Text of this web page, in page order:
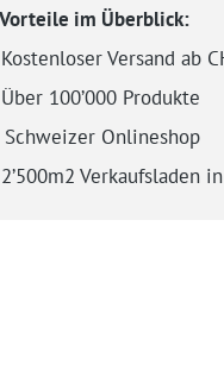
im Überblick:
Kostenloser Versand ab
Über 100’000 Produkte
Schweizer Onlineshop
2’500m2 Verkaufsladen